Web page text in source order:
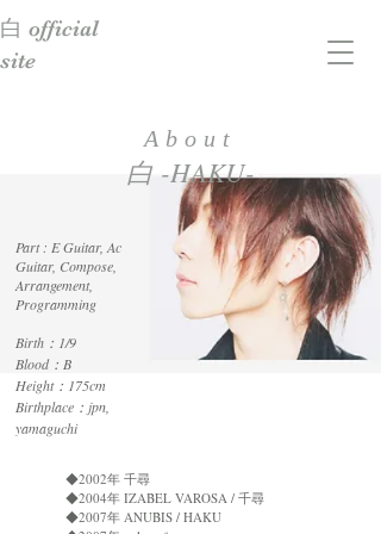
白 official
site
About
​白 -HAKU-
Part : E Guitar, Ac
Guitar, Compose,
Arrangement,
Programming
Birth：1/9
Blood：B
Height：175cm
Birthplace：jpn,
yamaguchi
◆2002年 千尋
◆2004年 IZABEL VAROSA / 千尋
◆2007年 ANUBIS / HAKU